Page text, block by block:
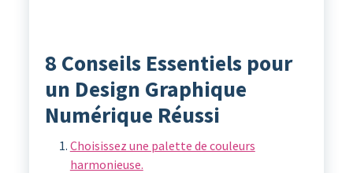
8 Conseils Essentiels pour
un Design Graphique
Numérique Réussi
Choisissez une palette de couleurs
harmonieuse.